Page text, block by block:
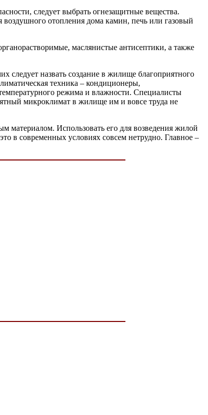
следует выбрать огнезащитные вещества.
отопления дома камин, печь или газовый
маслянистые антисептики, а также
следует назвать создание в жилище благоприятного
техника – кондиционеры,
режима и влажности. Специалисты
микроклимат в жилище им и вовсе труда не
материалом. Использовать его для возведения жилой
в современных условиях совсем нетрудно. Главное –